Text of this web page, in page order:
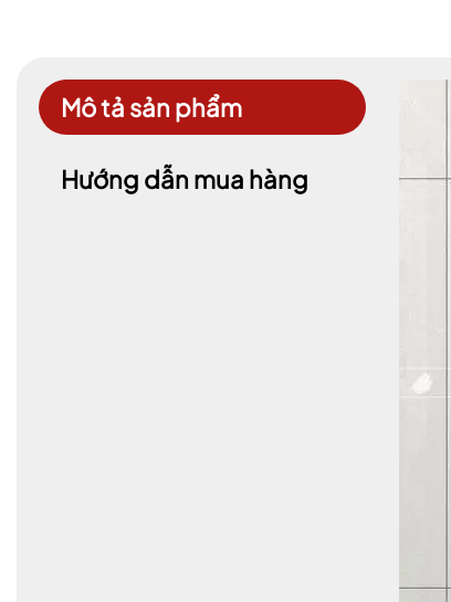
Mô tả sản phẩm
Hướng dẫn mua hàng